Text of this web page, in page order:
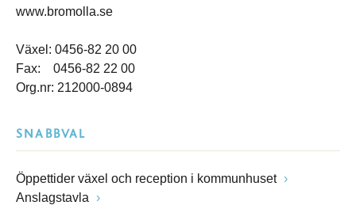
www.bromolla.se
Växel: 0456-82 20 00
Fax: 0456-82 22 00
Org.nr: 212000-0894
SNABBVAL
Öppettider växel och reception i kommunhuset
Anslagstavla